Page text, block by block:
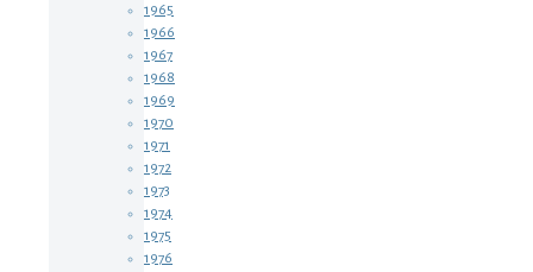
1965
1966
1967
1968
1969
1970
1971
1972
1973
1974
1975
1976